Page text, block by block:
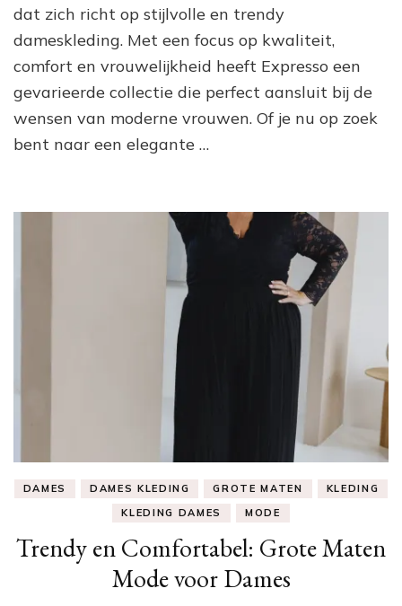
dat zich richt op stijlvolle en trendy
dameskleding. Met een focus op kwaliteit,
comfort en vrouwelijkheid heeft Expresso een
gevarieerde collectie die perfect aansluit bij de
wensen van moderne vrouwen. Of je nu op zoek
bent naar een elegante …
DAMES DAMES KLEDING GROTE MATEN
KLEDING
KLEDING DAMES
MODE
Trendy en Comfortabel: Grote Maten
Mode voor Dames